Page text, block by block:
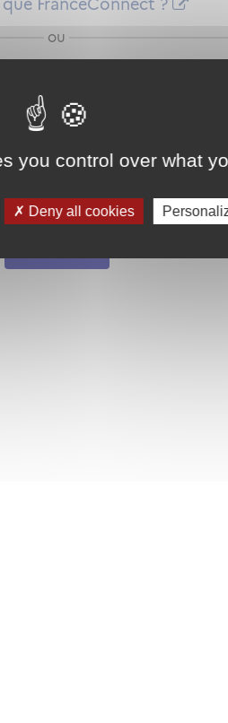
you control over what
Deny all cookies
FranceConnect ?
ou
Je crée mon
compte